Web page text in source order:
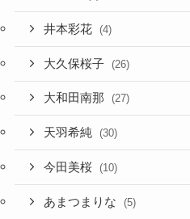
井本彩花 (4)
大久保桜子 (26)
大和田南那 (27)
天羽希純 (30)
今田美桜 (10)
あまつまりな (5)